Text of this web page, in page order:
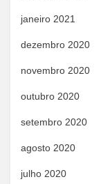
janeiro 2021
dezembro 2020
novembro 2020
outubro 2020
setembro 2020
agosto 2020
julho 2020